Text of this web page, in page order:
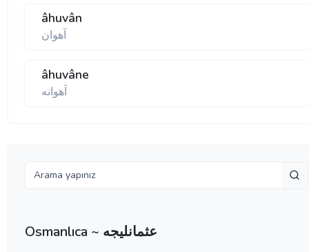
âhuvân
آهوان
âhuvâne
اَهوانه
Osmanlıca ~ عثمانليجه